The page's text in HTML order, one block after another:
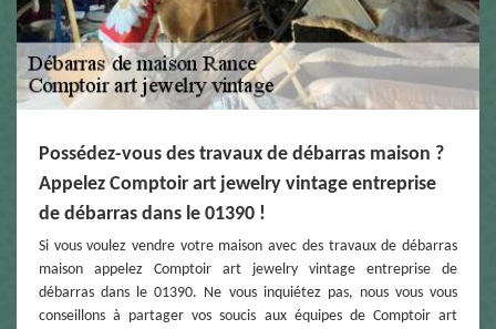
Possédez-vous des travaux de débarras maison ?
Appelez Comptoir art jewelry vintage entreprise
de débarras dans le 01390 !
Si vous voulez vendre votre maison avec des travaux de débarras
maison appelez Comptoir art jewelry vintage entreprise de
débarras dans le 01390. Ne vous inquiétez pas, nous vous vous
conseillons à partager vos soucis aux équipes de Comptoir art